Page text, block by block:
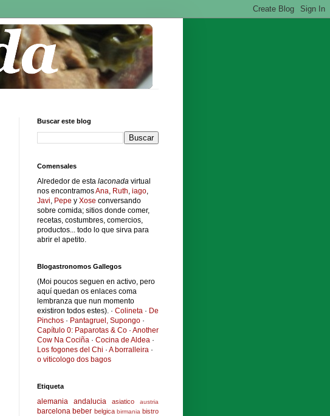
Buscar este blog
Comensales
Alrededor de esta laconada virtual
nos encontramosAna, Ruth, iago,
Javi, Pepe y Xose conversando
sobre comida; sitios donde comer,
recetas, costumbres, comercios,
productos... todo lo que sirva para
abrir el apetito.
Blogastronomos Gallegos
(Moi poucos seguen en activo, pero
aquí quedan os enlaces coma
lembranza que nun momento
existiron todos estes). · Colineta · De
Pinchos · Pantagruel, Supongo ·
Capítulo 0: Paparotas & Co · Another
Cow Na Cociña · Cocina de Aldea ·
Los fogones del Chi · A borralleira ·
o viticologo dos bagos
Etiqueta
alemania andalucia asiatico austria
barcelona beber belgica birmania bistro